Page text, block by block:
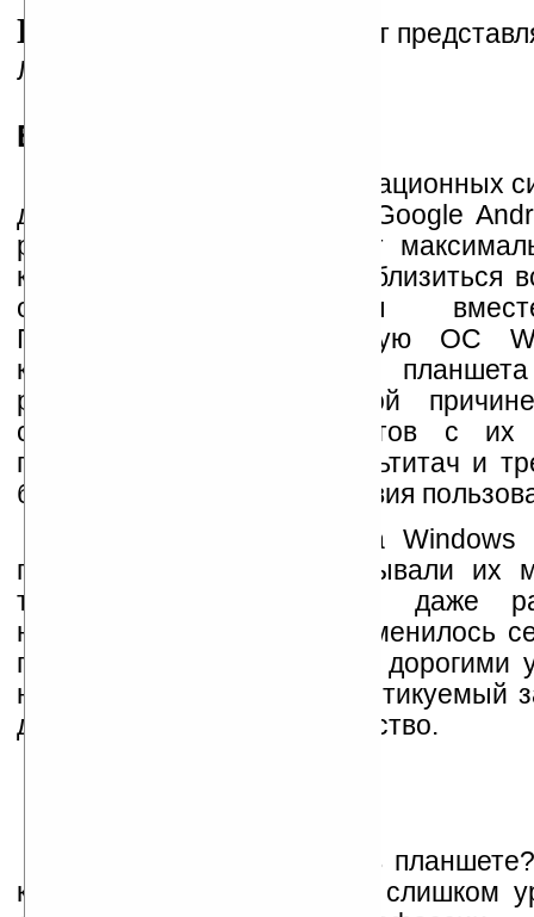
Н
овый и интересный гаджет
Ладошки совместно с thg.ru
Введение
Рынок планшетных операционных
делят только Apple iOS и Google
решения на них занимают
которой пока не могут приблизиться
операционные системы
Популярнейшую настольную ОС
качестве решения для
рассматривает по простой
создавалась для планшетов с их
пальцами, поддержкой мультитач и
быстроте реакции на действия
Впрочем, планшетов на
годы хватало, только называли их
термином UMPC, и мы даже
некоторые модели. Что изменилось
прежде всего. UMPC были дорогими
на фоне которых часто критикуемый
довольно доступное устройство.
Зачем нужен Windows в
кто считает Android и iOS слишком